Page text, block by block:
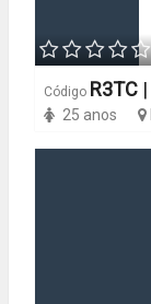
Código R3TC |
25 anos